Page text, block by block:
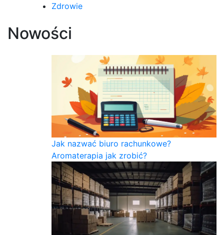
Zdrowie
Nowości
Jak nazwać biuro rachunkowe?
Aromaterapia jak zrobić?